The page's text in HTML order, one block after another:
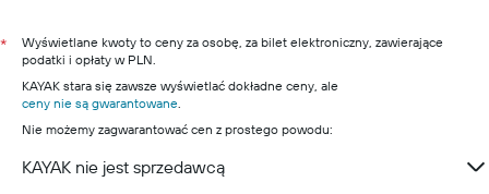
*
Wyświetlane kwoty to ceny za osobę, za bilet elektroniczny, zawierające
podatki i opłaty w PLN.
KAYAK stara się zawsze wyświetlać dokładne ceny, ale
ceny nie są gwarantowane.
Nie możemy zagwarantować cen z prostego powodu:
KAYAK nie jest sprzedawcą